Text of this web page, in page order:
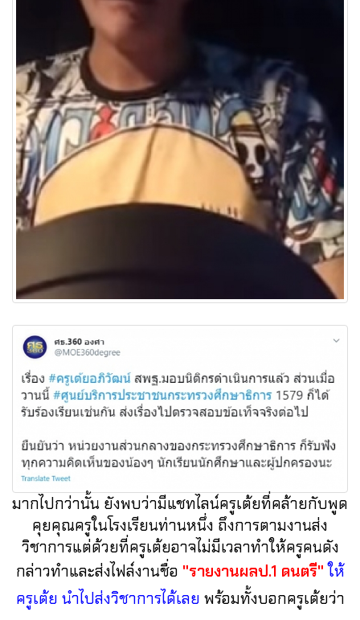
มากไปกว่านั้น ยังพบว่ามีแชทไลน์ครูเต้ยที่คล้ายกับพูด
คุยคุณครูในโรงเรียนท่านหนึ่ง ถึงการตามงานส่ง
วิชาการแต่ด้วยที่ครูเต้ยอาจไม่มีเวลาทำให้ครูคนดัง
กล่าวทำและส่งไฟล์งานชื่อ "รายงานผลป.1 ดนตรี" ให้
ครูเต้ย นำไปส่งวิชาการได้เลย พร้อมทั้งบอกครูเต้ยว่า